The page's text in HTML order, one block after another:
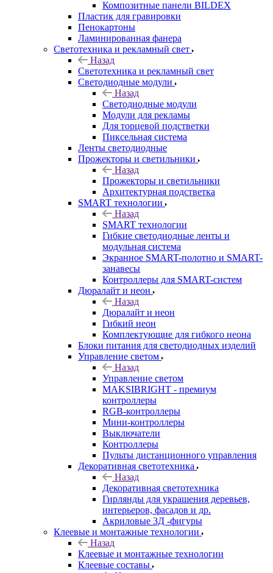
Композитные панели BILDEX
Пластик для гравировки
Пенокартоны
Ламинированная фанера
Светотехника и рекламный свет
Назад
Светотехника и рекламный свет
Светодиодные модули
Назад
Светодиодные модули
Модули для рекламы
Для торцевой подстветки
Пиксельная система
Ленты светодиодные
Прожекторы и светильники
Назад
Прожекторы и светильники
Архитектурная подстветка
SMART технологии
Назад
SMART технологии
Гибкие светодиодные ленты и
модульная система
Экранное SMART-полотно и SMART-
занавесы
Контроллеры для SMART-систем
Дюралайт и неон
Назад
Дюралайт и неон
Гибкий неон
Комплектующие для гибкого неона
Блоки питания для светодиодных изделий
Управление светом
Назад
Управление светом
MAKSIBRIGHT - премиум
контроллеры
RGB-контроллеры
Мини-контроллеры
Выключатели
Контроллеры
Пульты дистанционного управления
Декоративная светотехника
Назад
Декоративная светотехника
Гирлянды для украшения деревьев,
интерьеров, фасадов и др.
Акриловые 3Д -фигуры
Клеевые и монтажные технологии
Назад
Клеевые и монтажные технологии
Клеевые составы